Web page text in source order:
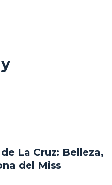
La Cruz: Belleza,
del Miss